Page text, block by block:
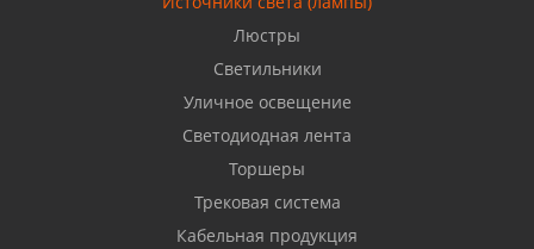
Бузулук, ул. Октябрьская, 24
Балаково, ул. Комарова, 55
Октябрьский, ул. Свердлова, 28
Люстры
Светильники
Уличное освещение
Светодиодная лента
Торшеры
Трековая система
Кабельная продукция